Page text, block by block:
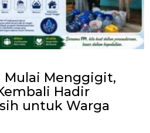
Mulai Menggigit,
Hadir
untuk Warga